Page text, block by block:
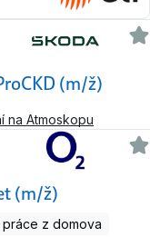
(m/ž)
na Atmoskopu
(m/ž)
z domova